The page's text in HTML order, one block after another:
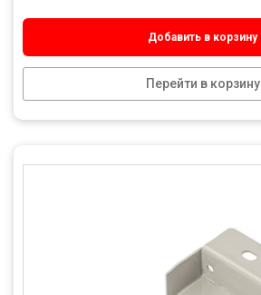
Добавить в корзину
Перейти в корзину